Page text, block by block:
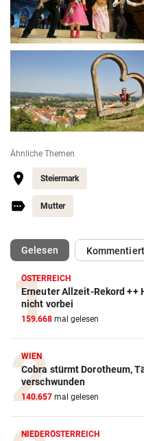
Ähnliche Themen
Steiermark
Mutter
Gelesen(ausgewählt)Kommentiert
ÖSTERREICH
Erneuter Allzeit-Rekord ++
nicht vorbei
159.668 mal gelesen
WIEN
Cobra stürmt Dorotheum,
verschwunden
140.657 mal gelesen
NIEDERÖSTERREICH